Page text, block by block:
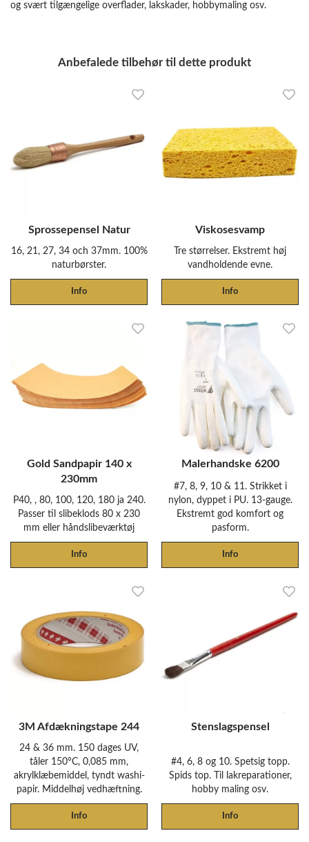
og svært tilgængelige overflader, lakskader, hobbymaling osv.
Anbefalede tilbehør til dette produkt
Sprossepensel Natur
16, 21, 27, 34 och 37mm. 100%
naturbørster.
Info
Viskosesvamp
Tre størrelser. Ekstremt høj
vandholdende evne.
Info
Gold Sandpapir 140 x
230mm
P40, , 80, 100, 120, 180 ja 240.
Passer til slibeklods 80 x 230
mm eller håndslibeværktøj
Info
Malerhandske 6200
#7, 8, 9, 10 & 11. Strikket i
nylon, dyppet i PU. 13-gauge.
Ekstremt god komfort og
pasform.
Info
3M Afdækningstape 244
24 & 36 mm. 150 dages UV,
tåler 150°C, 0,085 mm,
akrylklæbemiddel, tyndt washi-
papir. Middelhøj vedhæftning.
Info
Stenslagspensel
#4, 6, 8 og 10. Spetsig topp.
Spids top. Til lakreparationer,
hobby maling osv.
Info